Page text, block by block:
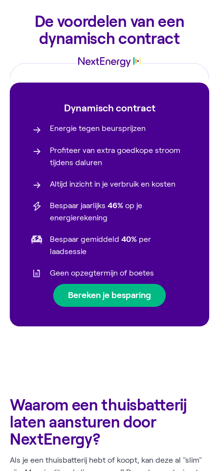
De voordelen van een
dynamisch contract
Dynamisch contract
Energie tegen beursprijzen
Profiteer van extra goedkope stroom
tijdens daluren
Altijd inzicht in je verbruik en kosten
Bespaar jaarlijks46% op je
energierekening
Bespaar gemiddeld40% per
laadsessie
Geen opzegtermijn of boetes
Bereken je besparing
Waarom een thuisbatterij
laten aansturen door
NextEnergy?
Als je een thuisbatterij hebt of koopt, kan deze al "slim"